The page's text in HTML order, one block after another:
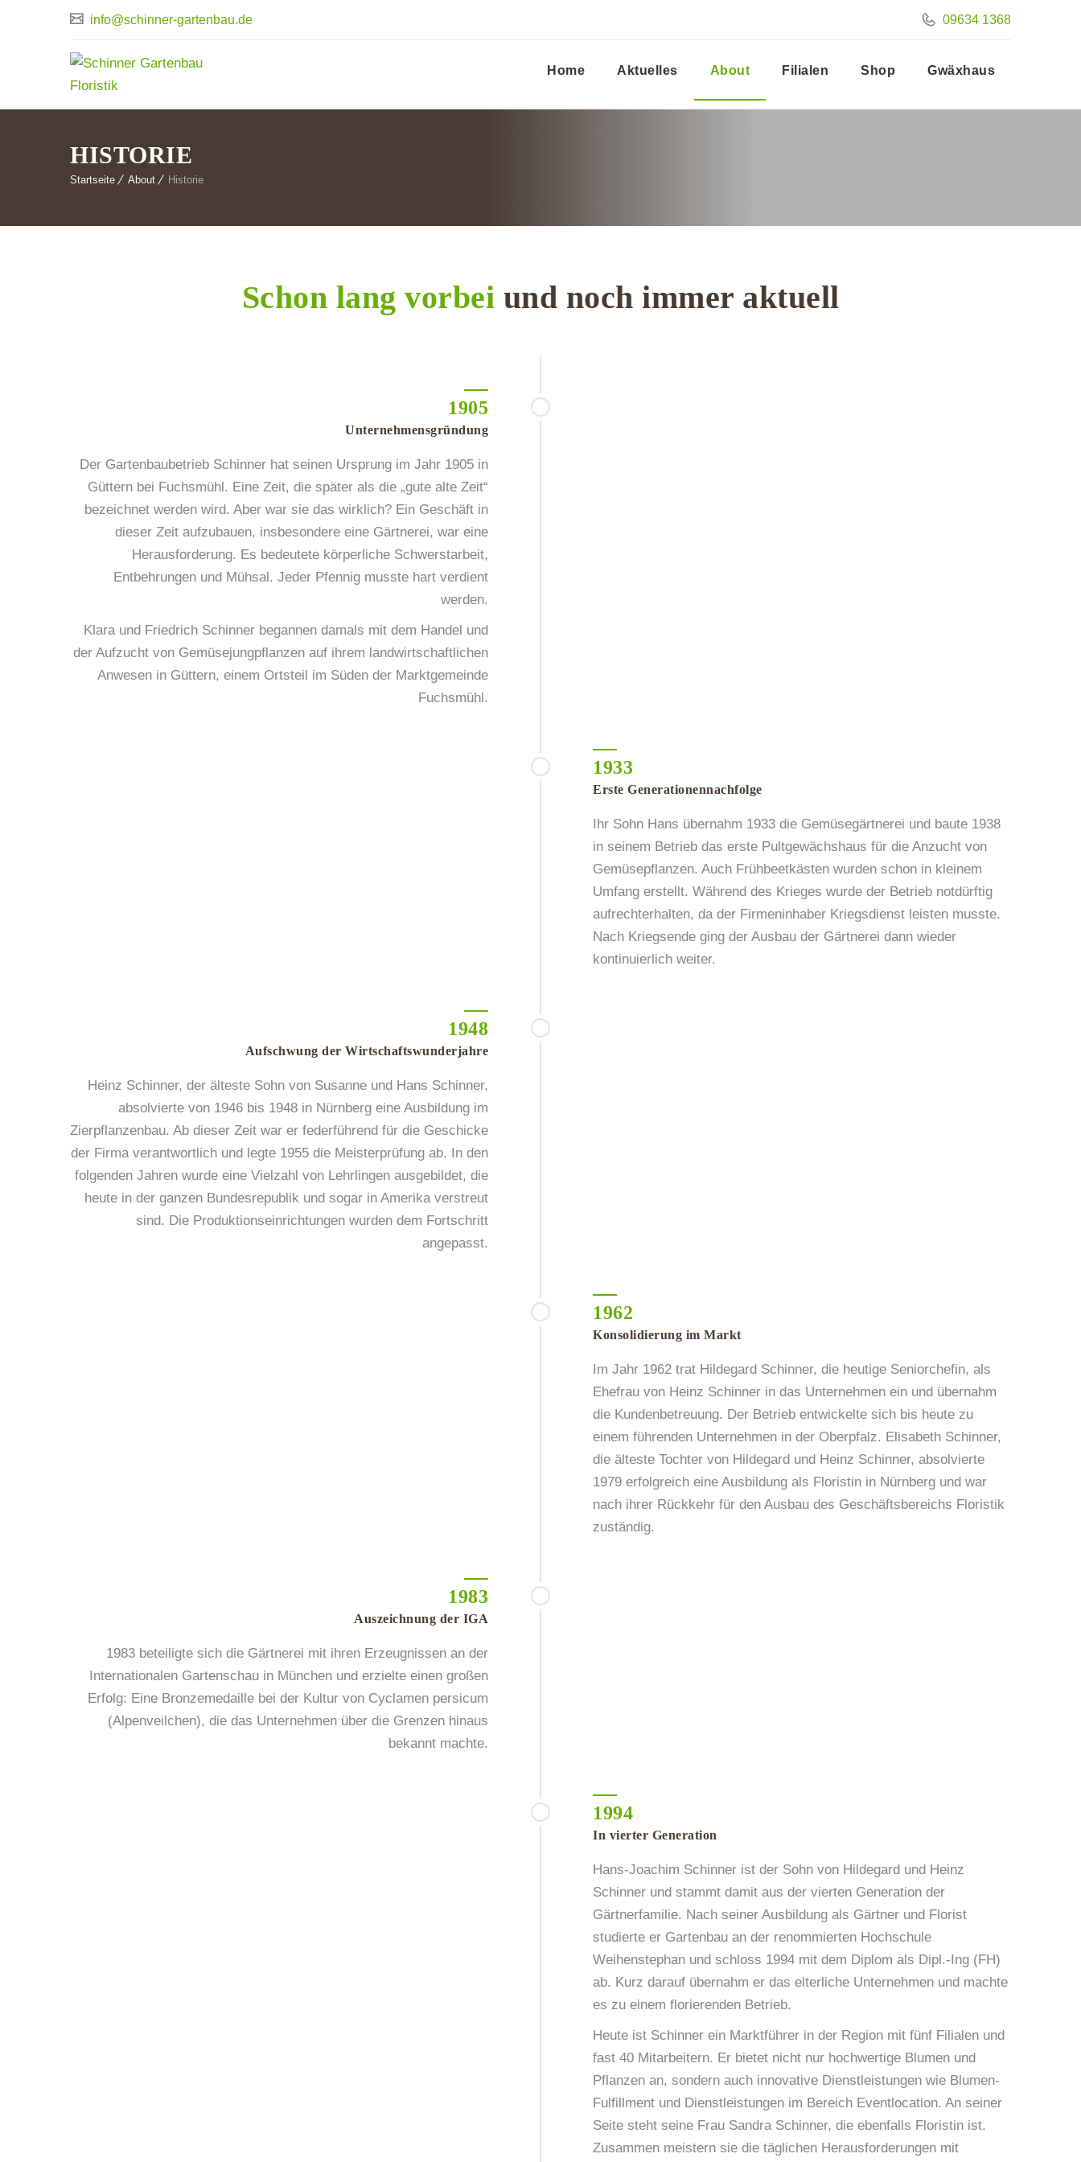
info@schinner-gartenbau.de 09634 1368
Home Aktuelles About Filialen Shop Gwäxhaus
HISTORIE
Startseite About Historie
Schon lang vorbei und noch immer aktuell
1905
Unternehmensgründung
Der Gartenbaubetrieb Schinner hat seinen Ursprung im Jahr 1905 in
Güttern bei Fuchsmühl. Eine Zeit, die später als die „gute alte Zeit“
bezeichnet werden wird. Aber war sie das wirklich? Ein Geschäft in
dieser Zeit aufzubauen, insbesondere eine Gärtnerei, war eine
Herausforderung. Es bedeutete körperliche Schwerstarbeit,
Entbehrungen und Mühsal. Jeder Pfennig musste hart verdient
werden.
Klara und Friedrich Schinner begannen damals mit dem Handel und
der Aufzucht von Gemüsejungpflanzen auf ihrem landwirtschaftlichen
Anwesen in Güttern, einem Ortsteil im Süden der Marktgemeinde
Fuchsmühl.
1933
Erste Generationennachfolge
Ihr Sohn Hans übernahm 1933 die Gemüsegärtnerei und baute 1938
in seinem Betrieb das erste Pultgewächshaus für die Anzucht von
Gemüsepflanzen. Auch Frühbeetkästen wurden schon in kleinem
Umfang erstellt. Während des Krieges wurde der Betrieb notdürftig
aufrechterhalten, da der Firmeninhaber Kriegsdienst leisten musste.
Nach Kriegsende ging der Ausbau der Gärtnerei dann wieder
kontinuierlich weiter.
1948
Aufschwung der Wirtschaftswunderjahre
Heinz Schinner, der älteste Sohn von Susanne und Hans Schinner,
absolvierte von 1946 bis 1948 in Nürnberg eine Ausbildung im
Zierpflanzenbau. Ab dieser Zeit war er federführend für die Geschicke
der Firma verantwortlich und legte 1955 die Meisterprüfung ab. In den
folgenden Jahren wurde eine Vielzahl von Lehrlingen ausgebildet, die
heute in der ganzen Bundesrepublik und sogar in Amerika verstreut
sind. Die Produktionseinrichtungen wurden dem Fortschritt
angepasst.
1962
Konsolidierung im Markt
Im Jahr 1962 trat Hildegard Schinner, die heutige Seniorchefin, als
Ehefrau von Heinz Schinner in das Unternehmen ein und übernahm
die Kundenbetreuung. Der Betrieb entwickelte sich bis heute zu
einem führenden Unternehmen in der Oberpfalz. Elisabeth Schinner,
die älteste Tochter von Hildegard und Heinz Schinner, absolvierte
1979 erfolgreich eine Ausbildung als Floristin in Nürnberg und war
nach ihrer Rückkehr für den Ausbau des Geschäftsbereichs Floristik
zuständig.
1983
Auszeichnung der IGA
1983 beteiligte sich die Gärtnerei mit ihren Erzeugnissen an der
Internationalen Gartenschau in München und erzielte einen großen
Erfolg: Eine Bronzemedaille bei der Kultur von Cyclamen persicum
(Alpenveilchen), die das Unternehmen über die Grenzen hinaus
bekannt machte.
1994
In vierter Generation
Hans-Joachim Schinner ist der Sohn von Hildegard und Heinz
Schinner und stammt damit aus der vierten Generation der
Gärtnerfamilie. Nach seiner Ausbildung als Gärtner und Florist
studierte er Gartenbau an der renommierten Hochschule
Weihenstephan und schloss 1994 mit dem Diplom als Dipl.-Ing (FH)
ab. Kurz darauf übernahm er das elterliche Unternehmen und machte
es zu einem florierenden Betrieb.
Heute ist Schinner ein Marktführer in der Region mit fünf Filialen und
fast 40 Mitarbeitern. Er bietet nicht nur hochwertige Blumen und
Pflanzen an, sondern auch innovative Dienstleistungen wie Blumen-
Fulfillment und Dienstleistungen im Bereich Eventlocation. An seiner
Seite steht seine Frau Sandra Schinner, die ebenfalls Floristin ist.
Zusammen meistern sie die täglichen Herausforderungen mit